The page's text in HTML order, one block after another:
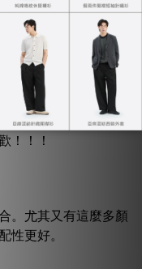
掉，這件真的CP值
造，硬挺與舒適兼
起來真的很舒服，觸
！！！
。尤其又有這麼多顏
性更好。